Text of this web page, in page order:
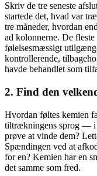
Skriv de tre seneste
startede det, hvad var
tre måneder, hvordan
ad kolonnerne. De
følelsesmæssigt
kontrollerende,
havde behandlet som
2. Find den
Hvordan føltes kemien
tiltrækningens sprog — i
prøve at vinde dem?
Spændingen ved at
for en? Kemien har en
det samme som fred.